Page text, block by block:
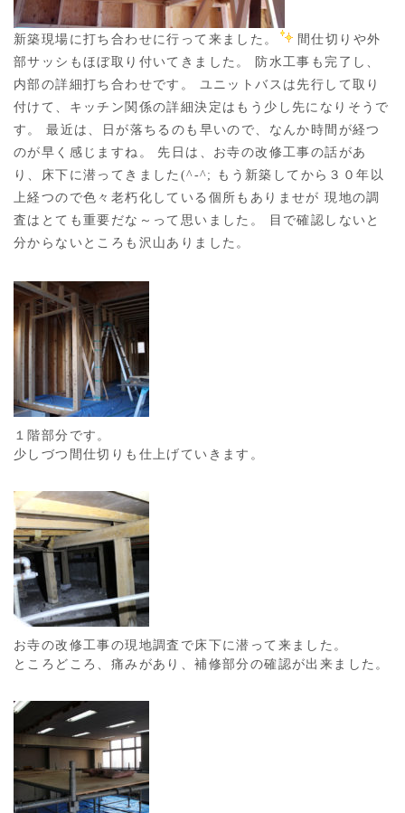
新築現場に打ち合わせに行って来ました。
間仕切りや外
部サッシもほぼ取り付いてきました。 防水工事も完了し、
内部の詳細打ち合わせです。 ユニットバスは先行して取り
付けて、キッチン関係の詳細決定はもう少し先になりそうで
す。 最近は、日が落ちるのも早いので、なんか時間が経つ
のが早く感じますね。 先日は、お寺の改修工事の話があ
り、床下に潜ってきました(^-^; もう新築してから３０年以
上経つので色々老朽化している個所もありませが 現地の調
査はとても重要だな～って思いました。 目で確認しないと
分からないところも沢山ありました。
１階部分です。
少しづつ間仕切りも仕上げていきます。
お寺の改修工事の現地調査で床下に潜って来ました。
ところどころ、痛みがあり、補修部分の確認が出来ました。